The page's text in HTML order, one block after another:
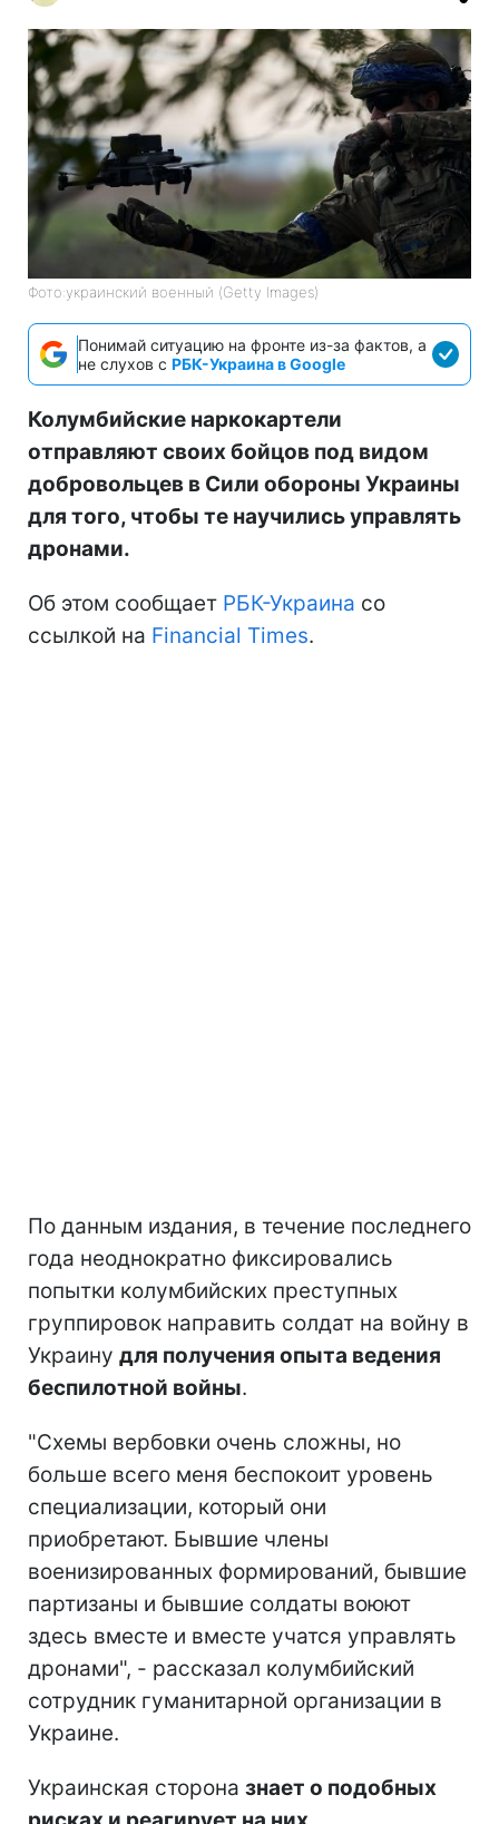
Фото:украинский военный (Getty Images)
Понимай ситуацию на фронте из-за фактов, а
не слухов с РБК-Украина в Google
Колумбийские наркокартели
отправляют своих бойцов под видом
добровольцев в Сили обороны Украины
для того, чтобы те научились управлять
дронами.
Об этом сообщает РБК-Украина со
ссылкой на Financial Times.
По данным издания, в течение последнего
года неоднократно фиксировались
попытки колумбийских преступных
группировок направить солдат на войну в
Украину для получения опыта ведения
беспилотной войны.
"Схемы вербовки очень сложны, но
больше всего меня беспокоит уровень
специализации, который они
приобретают. Бывшие члены
военизированных формирований, бывшие
партизаны и бывшие солдаты воюют
здесь вместе и вместе учатся управлять
дронами", - рассказал колумбийский
сотрудник гуманитарной организации в
Украине.
Украинская сторона знает о подобных